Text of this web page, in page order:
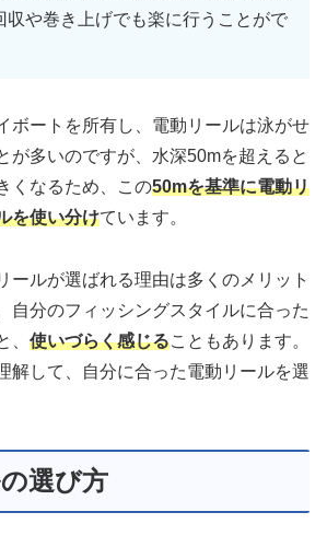
収や巻き上げでも楽に行うことがで
ボートを所有し、電動リールは泳がせ
が多いのですが、水深50mを超えると
くなるため、この50mを基準に電動リ
を使い分けています。
ールが選ばれる理由は多くのメリット
自分のフィッシングスタイルに合った
、 使いづらく感じることもあります。
解して、自分に合った電動リールを選
選び方